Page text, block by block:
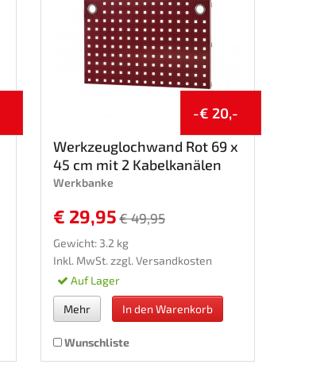
-€ 20,-
Werkzeuglochwand Rot 69 x
45 cm mit 2 Kabelkanälen
Werkbanke
€ 29,95 € 49,95
Gewicht: 3.2 kg
Inkl. MwSt. zzgl. Versandkosten
Auf Lager
Mehr In den Warenkorb
Wunschliste